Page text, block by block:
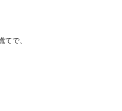
で、